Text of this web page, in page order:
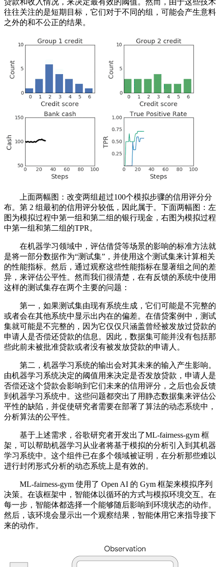
贷款和收入情况，来决定最有效的阈值。然而，由于这些技术
往往关注的是短期目标，它们对于不同的组，可能会产生意料
之外的和不公正的结果。
上面两幅图：改变两组超过100个模拟步骤的信用评分分
布。第 2 组最初的信用评分较低，因此属于。下面两幅图：左
图为模拟过程中第一组和第二组的银行现金，右图为模拟过程
中第一组和第二组的TPR。
在机器学习领域中，评估借贷等场景的影响的标准方法就
是将一部分数据作为“测试集”，并使用这个测试集来计算相关
的性能指标。然后，通过观察这些性能指标在显著组之间的差
异，来评估公平性。然而我们很清楚，在有反馈的系统中使用
这样的测试集存在两个主要的问题：
第一，如果测试集由现有系统生成，它们可能是不完整的
或者会在其他系统中显示出内在的偏差。在借贷案例中，测试
集就可能是不完整的，因为它仅仅只涵盖曾经被发放过贷款的
申请人是否偿还贷款的信息。因此，数据集可能并没有包括那
些此前未被批准贷款或者没有被发放贷款的申请人。
第二，机器学习系统的输出会对其未来的输入产生影响。
由机器学习系统决定的阈值用来决定是否发放贷款，申请人是
否偿还这个贷款会影响到它们未来的信用评分，之后也会反馈
到机器学习系统中。这些问题都突出了用静态数据集来评估公
平性的缺陷，并促使研究者需要在部署了算法的动态系统中，
分析算法的公平性。
基于上述需求，谷歌研究者开发出了ML-fairness-gym 框
架，可以帮助机器学习从业者将基于模拟的分析引入到其机器
学习系统中。这个组件已在多个领域被证明，在分析那些难以
进行封闭形式分析的动态系统上是有效的。
ML-fairness-gym 使用了 Open AI 的 Gym 框架来模拟序列
决策。在该框架中，智能体以循环的方式与模拟环境交互。在
每一步，智能体都选择一个能够随后影响到环境状态的动作。
然后，该环境会显示出一个观察结果，智能体用它来指导接下
来的动作。